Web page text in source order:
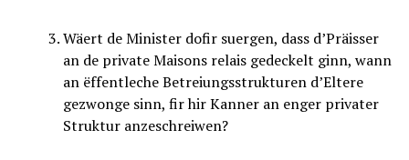
Wäert de Minister dofir suergen, dass d’Präisser
an de private Maisons relais gedeckelt ginn, wann
an ëffentleche Betreiungsstrukturen d’Eltere
gezwonge sinn, fir hir Kanner an enger privater
Struktur anzeschreiwen?